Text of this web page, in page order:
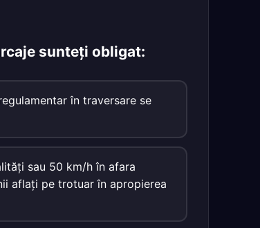
sunteţi obligat:
în traversare se
sau 50 km/h în afara
aflaţi pe trotuar în apropierea